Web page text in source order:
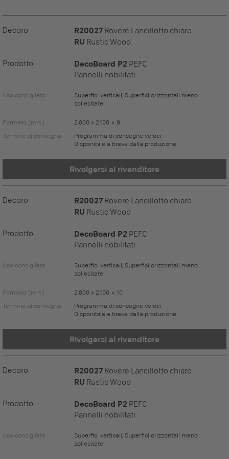
Decoro R20027 Rovere Lancillotto chiaro
RU Rustic Wood
Prodotto DecoBoard P2 PEFC
Pannelli nobilitati
Uso consigliato
Superfici verticali, Superfici orizzontali meno
sollecitate
Formato (mm)
2.800 x 2.100 x 8
Termine di consegna
Programma di consegne veloci
Disponibile a breve dalla produzione
Rivolgersi al rivenditore
Decoro R20027 Rovere Lancillotto chiaro
RU Rustic Wood
Prodotto DecoBoard P2 PEFC
Pannelli nobilitati
Uso consigliato
Superfici verticali, Superfici orizzontali meno
sollecitate
Formato (mm)
2.800 x 2.100 x 10
Termine di consegna
Programma di consegne veloci
Disponibile a breve dalla produzione
Rivolgersi al rivenditore
Decoro R20027 Rovere Lancillotto chiaro
RU Rustic Wood
Prodotto DecoBoard P2 PEFC
Pannelli nobilitati
Uso consigliato
Superfici verticali, Superfici orizzontali meno
sollecitate